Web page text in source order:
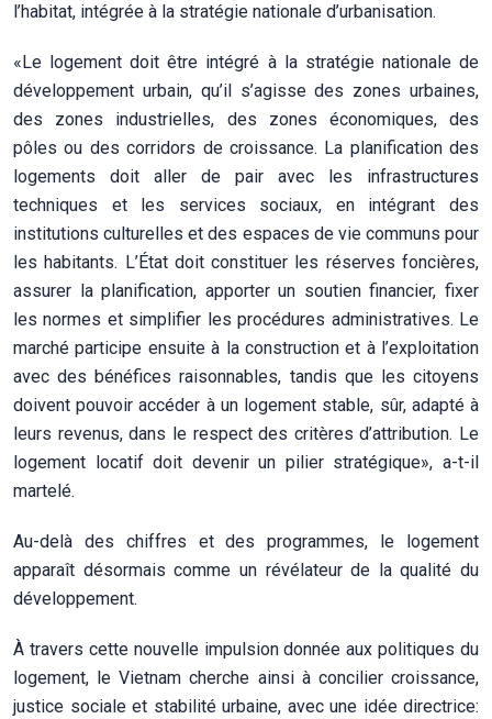
l’habitat, intégrée à la stratégie nationale d’urbanisation.
«Le logement doit être intégré à la stratégie nationale de
développement urbain, qu’il s’agisse des zones urbaines,
des zones industrielles, des zones économiques, des
pôles ou des corridors de croissance. La planification des
logements doit aller de pair avec les infrastructures
techniques et les services sociaux, en intégrant des
institutions culturelles et des espaces de vie communs pour
les habitants. L’État doit constituer les réserves foncières,
assurer la planification, apporter un soutien financier, fixer
les normes et simplifier les procédures administratives. Le
marché participe ensuite à la construction et à l’exploitation
avec des bénéfices raisonnables, tandis que les citoyens
doivent pouvoir accéder à un logement stable, sûr, adapté à
leurs revenus, dans le respect des critères d’attribution. Le
logement locatif doit devenir un pilier stratégique», a-t-il
martelé.
Au-delà des chiffres et des programmes, le logement
apparaît désormais comme un révélateur de la qualité du
développement.
À travers cette nouvelle impulsion donnée aux politiques du
logement, le Vietnam cherche ainsi à concilier croissance,
justice sociale et stabilité urbaine, avec une idée directrice: